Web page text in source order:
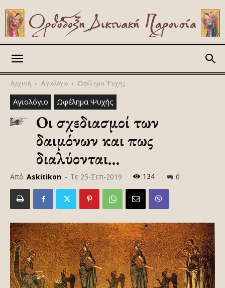
Αρχική Αγιολόγιο Ωφέλημα Ψυχής
Αγιολόγιο Ωφέλημα Ψυχής
Οι σχεδιασμοί των
δαιμόνων και πως
διαλύονται…
Από Askitikon - Τε 25-Σεπ-2019 134 0